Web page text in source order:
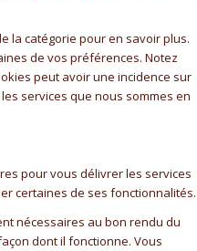
la catégorie pour en savoir plus.
de vos préférences. Notez
peut avoir une incidence sur
services que nous sommes en
pour vous délivrer les services
certaines de ses fonctionnalités.
nécessaires au bon rendu du
dont il fonctionne. Vous